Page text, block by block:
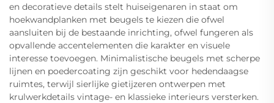
en decoratieve details stelt huiseigenaren in staat om
hoekwandplanken met beugels te kiezen die ofwel
aansluiten bij de bestaande inrichting, ofwel fungeren als
opvallende accentelementen die karakter en visuele
interesse toevoegen. Minimalistische beugels met scherpe
lijnen en poedercoating zijn geschikt voor hedendaagse
ruimtes, terwijl sierlijke gietijzeren ontwerpen met
krulwerkdetails vintage- en klassieke interieurs versterken.